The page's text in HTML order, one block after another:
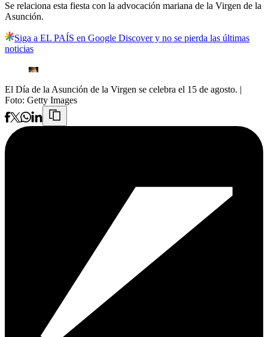
Se relaciona esta fiesta con la advocación mariana de la Virgen de la
Asunción.
Siga a EL PAÍS en Google Discover y no se pierda las últimas
noticias
El Día de la Asunción de la Virgen se celebra el 15 de agosto. |
Foto: Getty Images